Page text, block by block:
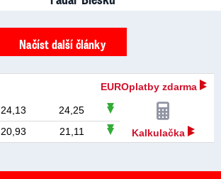
Načíst další články
EUROplatby zdarma
24,13
24,25
20,93 21,11 Kalkulačka